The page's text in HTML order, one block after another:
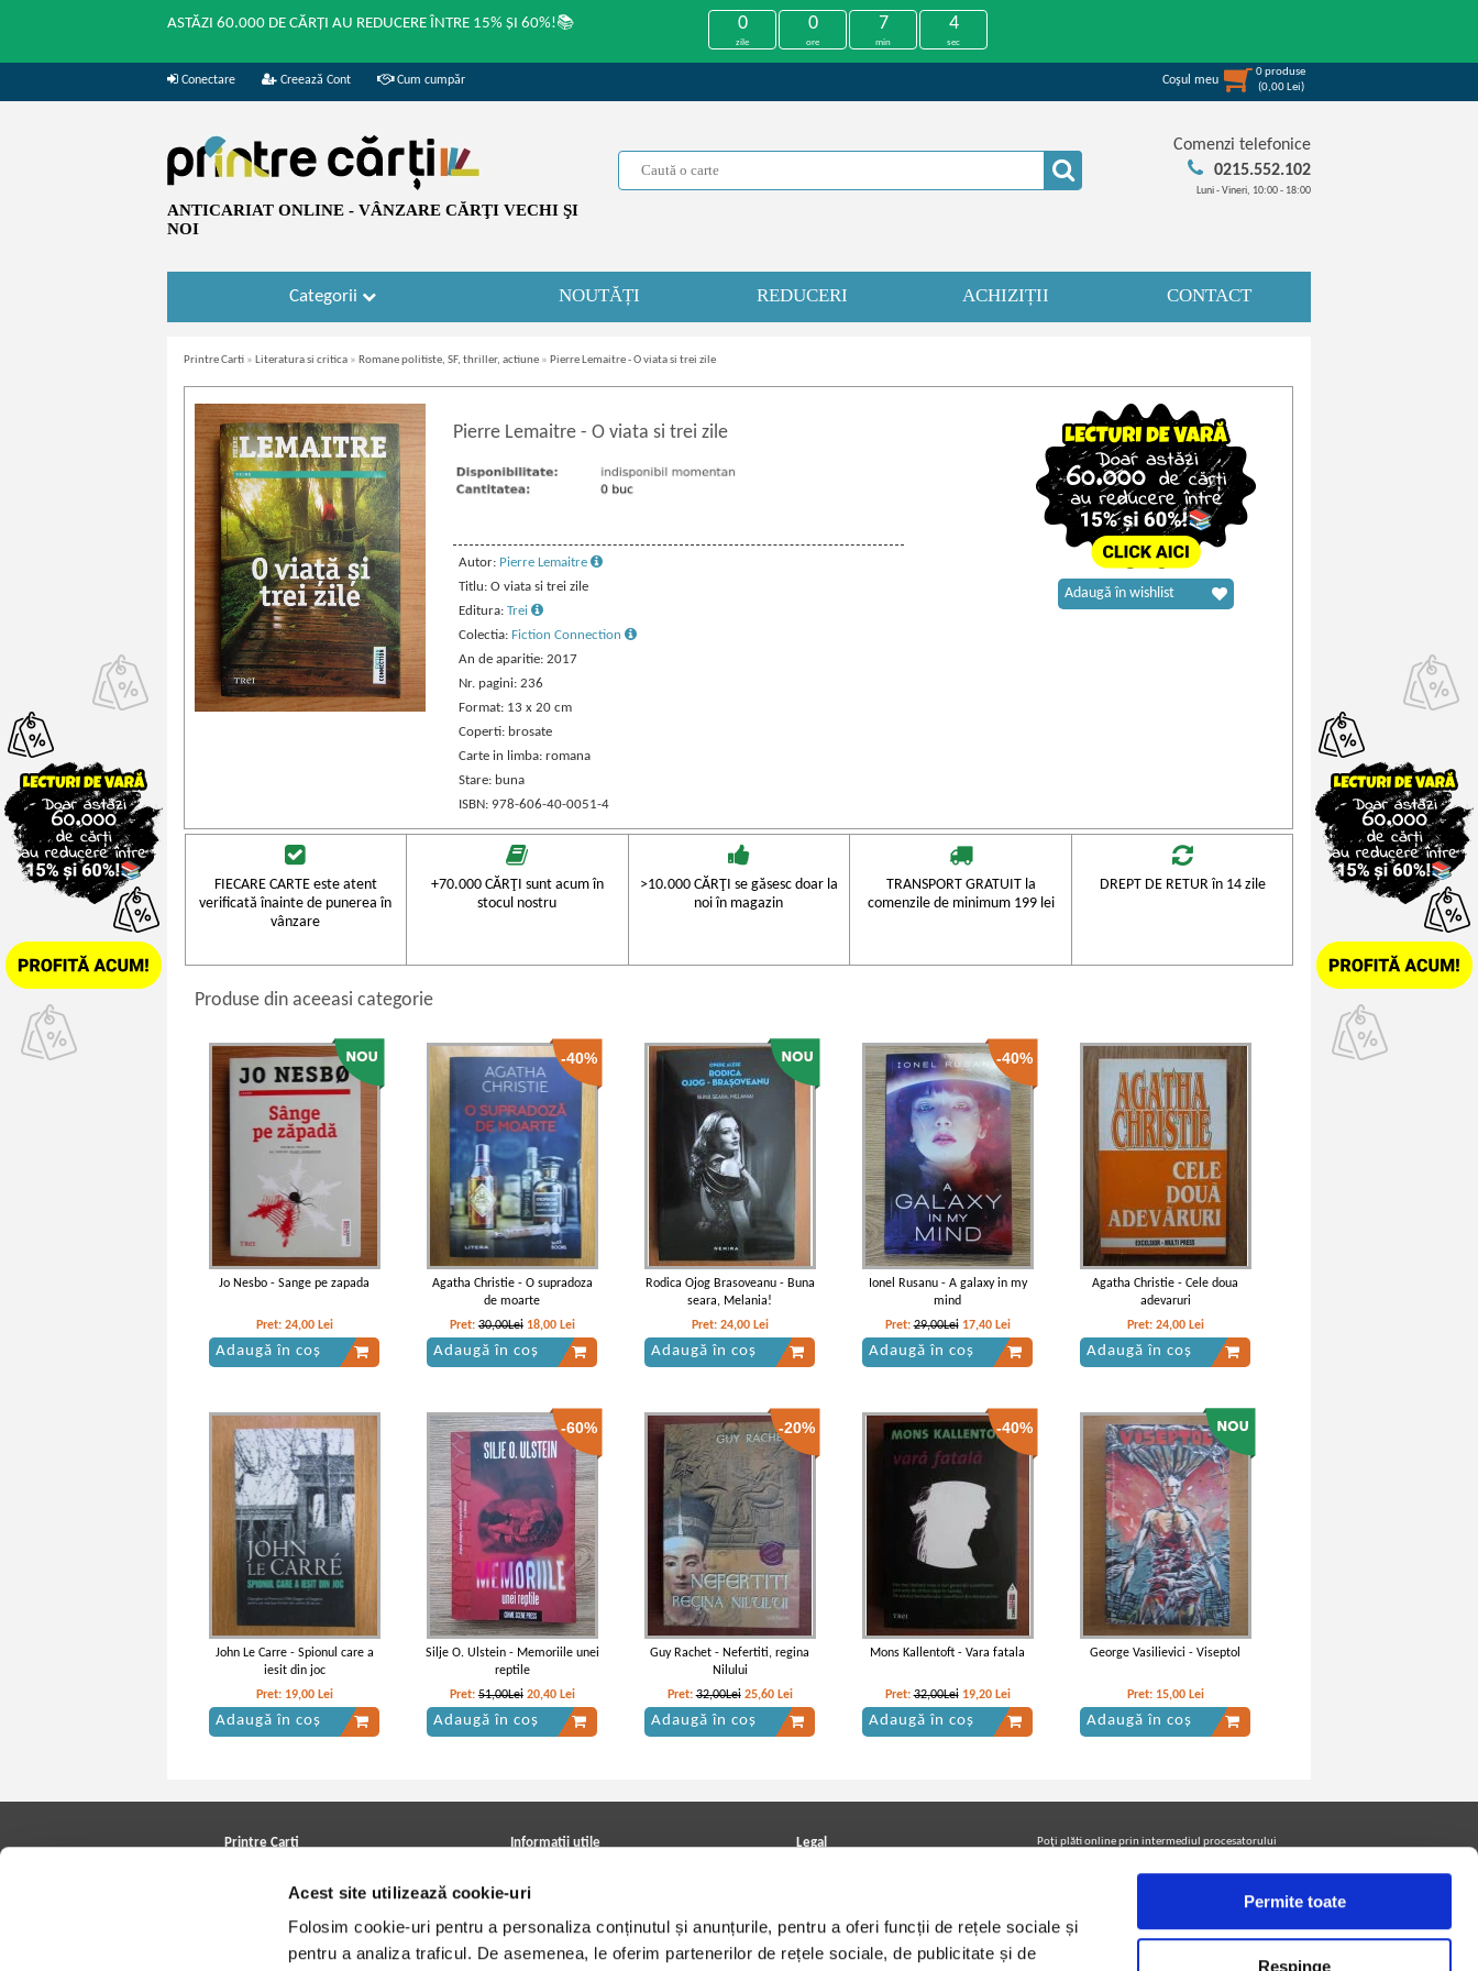
Acest site utilizează cookie-uri
Folosim cookie-uri pentru a personaliza conținutul și anunțurile, pentru a oferi funcții de rețele sociale și
pentru a analiza traficul. De asemenea, le oferim partenerilor de rețele sociale, de publicitate și de
Permite toate
Respinge
ASTĂZI 60.000 DE CĂRȚI AU REDUCERE ÎNTRE 15% ȘI 60%!📚 0
zile
0
ore
7
min
4
sec
Conectare Creează Cont Cum cumpăr Coşul meu
0produse
(0,00 Lei)
ANTICARIAT ONLINE - VÂNZARE CĂRŢI VECHI ŞI
NOI
Comenzi telefonice
0215.552.102
Luni - Vineri, 10:00 - 18:00
Categorii NOUTĂȚI REDUCERI ACHIZIȚII CONTACT
Printre Carti » Literatura si critica » Romane politiste, SF, thriller, actiune » Pierre Lemaitre - O viata si trei zile
Pierre Lemaitre - O viata si trei zile
Autor: Pierre Lemaitre
Titlu: O viata si trei zile
Editura: Trei
Colectia: Fiction Connection
An de aparitie: 2017
Nr. pagini: 236
Format: 13 x 20 cm
Coperti: brosate
Carte in limba: romana
Stare: buna
ISBN: 978-606-40-0051-4
Adaugă în wishlist
FIECARE CARTE este atent
verificată înainte de punerea în
vânzare
+70.000 CĂRŢI sunt acum în
stocul nostru
>10.000 CĂRŢI se găsesc doar la
noi în magazin
TRANSPORT GRATUIT la
comenzile de minimum 199 lei
DREPT DE RETUR în 14 zile
Produse din aceeasi categorie
Jo Nesbo - Sange pe zapada
Pret: 24,00 Lei
Adaugă în coș
-40%
Agatha Christie - O supradoza
de moarte
Pret:30,00Lei 18,00 Lei
Adaugă în coș
Rodica Ojog Brasoveanu - Buna
seara, Melania!
Pret: 24,00 Lei
Adaugă în coș
-40%
Ionel Rusanu - A galaxy in my
mind
Pret:29,00Lei 17,40 Lei
Adaugă în coș
Agatha Christie - Cele doua
adevaruri
Pret: 24,00 Lei
Adaugă în coș
John Le Carre - Spionul care a
iesit din joc
Pret: 19,00 Lei
Adaugă în coș
-60%
Silje O. Ulstein - Memoriile unei
reptile
Pret:51,00Lei 20,40 Lei
Adaugă în coș
-20%
Guy Rachet - Nefertiti, regina
Nilului
Pret:32,00Lei 25,60 Lei
Adaugă în coș
-40%
Mons Kallentoft - Vara fatala
Pret:32,00Lei 19,20 Lei
Adaugă în coș
George Vasilievici - Viseptol
Pret: 15,00 Lei
Adaugă în coș
Printre Carti
Cele mai căutate cărți
Informatii utile
Achizitii viniluri, casete, CD/DVD
Cum cumpar?
Politica de livrare
Retur comenzi
Legal
Termeni si conditii
Utilizare cookie-uri
Poţi plăti online prin intermediul procesatorului
Urmăreşte-ne pe facebook pentru a fi la curent cu